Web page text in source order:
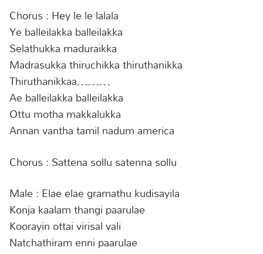
Chorus : Hey le le lalala
Ye balleilakka balleilakka
Selathukka maduraikka
Madrasukka thiruchikka thiruthanikka
Thiruthanikkaa………
Ae balleilakka balleilakka
Ottu motha makkalukka
Annan vantha tamil nadum america
Chorus : Sattena sollu satenna sollu
Male : Elae elae gramathu kudisayila
Konja kaalam thangi paarulae
Koorayin ottai virisal vali
Natchathiram enni paarulae